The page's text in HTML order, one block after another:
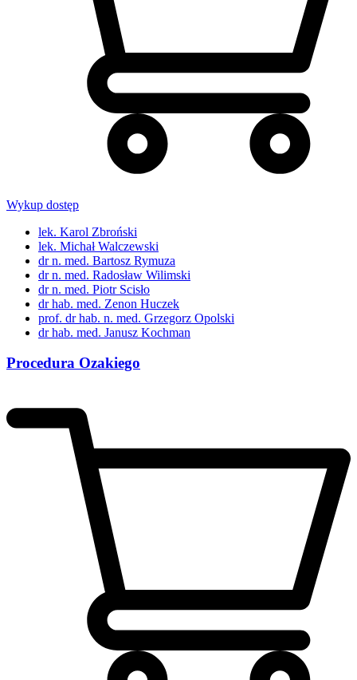
Wykup dostęp
lek. Karol Zbroński
lek. Michał Walczewski
dr n. med. Bartosz Rymuza
dr n. med. Radosław Wilimski
dr n. med. Piotr Scisło
dr hab. med. Zenon Huczek
prof. dr hab. n. med. Grzegorz Opolski
dr hab. med. Janusz Kochman
Procedura Ozakiego